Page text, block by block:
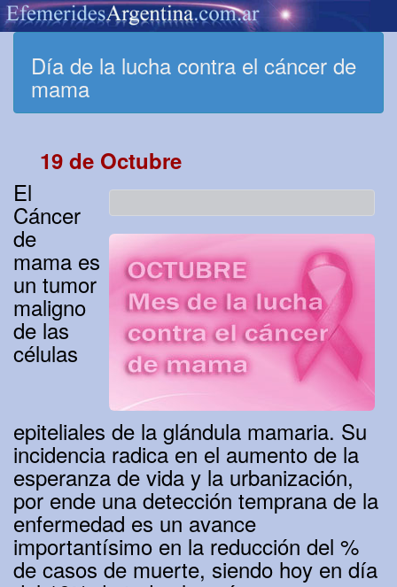
Día de la lucha contra el cáncer de
mama
19 de Octubre
El
Cáncer
de
mama es
un tumor
maligno
de las
células
epiteliales de la glándula mamaria. Su
incidencia radica en el aumento de la
esperanza de vida y la urbanización,
por ende una detección temprana de la
enfermedad es un avance
importantísimo en la reducción del %
de casos de muerte, siendo hoy en día